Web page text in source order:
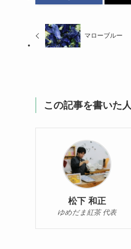
マローブルー
この記事を書いた人
松下 和正
ゆめだま紅茶 代表